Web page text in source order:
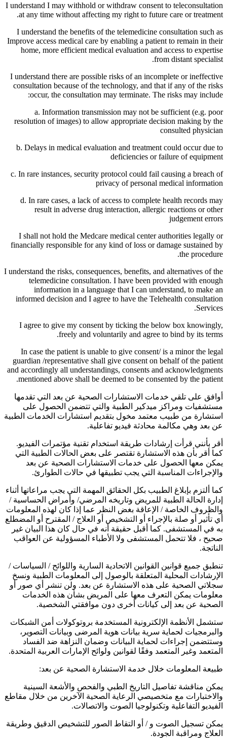
I understand I may withhold or withdraw consent to teleconsultation
at any time without affecting my right to future care or treatment.
I understand the benefits of the telemedicine consultation such as
Improve access medical care by enabling a patient to remain in their
home, more efficient medical evaluation and access to expertise
from distant specialist.
I understand there are possible risks of an incomplete or ineffective
consultation because of the technology, and that if any of the risks
occur, the consultation may terminate. The risks may include:
a. Information transmission may not be sufficient (e.g. poor
resolution of images) to allow appropriate decision making by the
consulted physician
b. Delays in medical evaluation and treatment could occur due to
deficiencies or failure of equipment
c. In rare instances, security protocol could fail causing a breach of
privacy of personal medical information
d. In rare cases, a lack of access to complete health records may
result in adverse drug interaction, allergic reactions or other
judgement errors
I shall not hold the Medcare medical center authorities legally or
financially responsible for any kind of loss or damage sustained by
the procedure.
I understand the risks, consequences, benefits, and alternatives of the
telemedicine consultation. I have been provided with enough
information in a language that I can understand, to make an
informed decision and I agree to have the Telehealth consultation
Services.
I agree to give my consent by ticking the below box knowingly,
freely and voluntarily and agree to bind by its terms.
In case the patient is unable to give consent/ is a minor the legal
guardian /representative shall give consent on behalf of the patient
and accordingly all understandings, consents and acknowledgments
mentioned above shall be deemed to be consented by the patient.
أوافق على تلقي خدمات الاستشارات الصحية عن بعد التي تقدمها
مستشفيات ومراكز ميدكير الطبية والتي تتضمن الحصول على
استشارة من طبيب معتمد مخول بتقديم استشارات الخدمات الطبية
عن بعد وهي مكالمة محادثة فيديو تفاعلية.
أقر بأنني قرأت إرشادات طريقة استخدام تقنية مؤتمرات الفيديو.
كما أقر بأن هذه الاستشارة تقتصر على بعض الحالات الطبية التي
يمكن معها الحصول على خدمات الاستشارات الصحية عن بعد
والإجراءات المناسبة التي يجب تطبيقها في حالات الطوارئ.
كما ألتزم بإبلاغ الطبيب بكل الحقائق المهمة التي يجب مراعاتها أثناء
إدارة الحالة الطبية للمريض وتاريخه المرضي/ وأمراض الحساسية /
والظروف الخاصة / الإعاقة بغض النظر عما إذا كان لهذه المعلومات
أي تأثير أو صلة بالإجراء أو التشخيص أو العلاج / المقترح أو المضطلع
به في المستشفى. كما أقبل حقيقة أنه في حال كان هذا البيان غير
صحيح ، فلا تتحمل المستشفى ولا الأطباء المسؤولية عن العواقب
الناتجة.
تنطبق جميع قوانين القوانين الاتحادية السارية واللوائح / السياسات /
الإرشادات المحلية المتعلقة بالوصول إلى المعلومات الطبية ونسخ
سجلاتي الصحية على هذه الاستشارة عن بعد. ولن تنشر أي صور أو
معلومات يمكن التعرف معها على المريض بشأن هذه الخدمات
الصحية عن بعد إلى كيانات أخرى دون موافقتي الشخصية.
ستشمل الأنظمة الإلكترونية المستخدمة بروتوكولات أمن الشبكات
والبرمجيات لحماية سرية بيانات هوية المرضى وبيانات التصوير،
وستتضمن إجراءات لحماية البيانات وضمان النزاهة ضد الفساد
المتعمد وغير المتعمد وفقًا لقوانين ولوائح الإمارات العربية المتحدة.
طبيعة المعلومات خلال خدمة الاستشارة الصحية عن بعد:
يمكن مناقشة تفاصيل التاريخ الطبي والفحص والأشعة السينية
والاختبارات مع متخصيصي الرعاية الصحية الآخرين من خلال مقاطع
الفيديو التفاعلية وتكنولوجيا الصوت والاتصالات.
يمكن تسجيل الصوت و / أو التقاط الصور للتشخيص الدقيق وطريقة
العلاج ومراقبة الجودة.